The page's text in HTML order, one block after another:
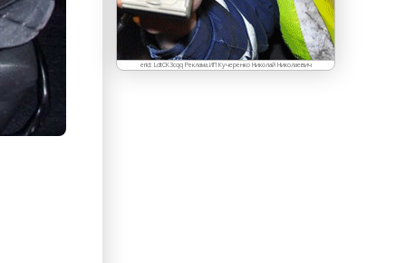
erid: LdtCK3cqq Реклама.ИП Кучеренко Николай Николаевич